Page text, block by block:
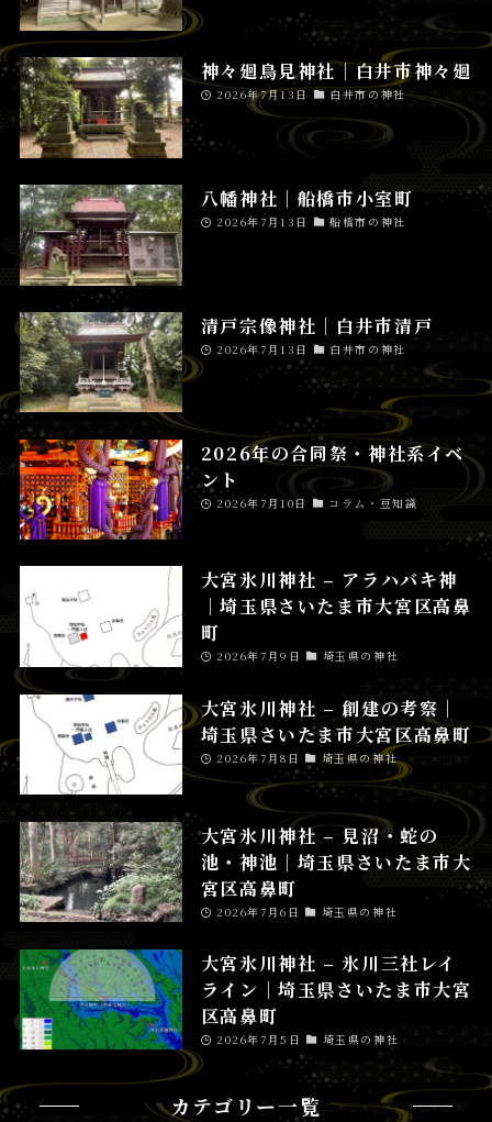
神々廻鳥見神社│白井市神々廻
2026年7月13日 白井市の神社
八幡神社│船橋市小室町
2026年7月13日 船橋市の神社
清戸宗像神社│白井市清戸
2026年7月13日 白井市の神社
2026年の合同祭・神社系イベ
ント
2026年7月10日 コラム・豆知識
大宮氷川神社 – アラハバキ神
│埼玉県さいたま市大宮区高鼻
町
2026年7月9日 埼玉県の神社
大宮氷川神社 – 創建の考察│
埼玉県さいたま市大宮区高鼻町
2026年7月8日 埼玉県の神社
大宮氷川神社 – 見沼・蛇の
池・神池│埼玉県さいたま市大
宮区高鼻町
2026年7月6日 埼玉県の神社
大宮氷川神社 – 氷川三社レイ
ライン│埼玉県さいたま市大宮
区高鼻町
2026年7月5日 埼玉県の神社
カテゴリー一覧